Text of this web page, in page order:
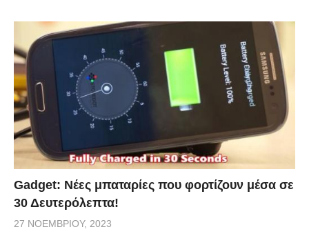
Gadget: Νέες μπαταρίες που φορτίζουν μέσα σε
30 Δευτερόλεπτα!
27 ΝΟΕΜΒΡΊΟΥ, 2023